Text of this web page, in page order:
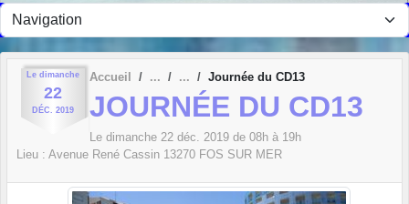
Le dimanche
22
DÉC. 2019
Accueil Journée du CD13
JOURNÉE DU CD13
Le dimanche 22 déc. 2019 de 08h à 19h
Lieu : Avenue René Cassin 13270 FOS SUR MER